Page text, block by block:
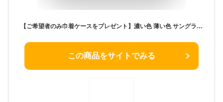
【ご希望者のみ巾着ケースをプレゼント】濃い色 薄い色 サングラス uvカット 透明【全19種類】楽天ランキング1位受賞 伊達メガネ UVカット 99% ボストン ライトカラーレンズ 【 インスタ tiktok バズった商品 メンズ レディース 男女兼用 かわいい おしゃれ めがね 旅行 】
この商品をサイトでみる